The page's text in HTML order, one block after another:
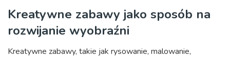
Kreatywne zabawy jako sposób na
rozwijanie wyobraźni
Kreatywne zabawy, takie jak rysowanie, malowanie,